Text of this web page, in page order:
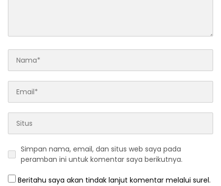
Simpan nama, email, dan situs web saya pada
peramban ini untuk komentar saya berikutnya.
Beritahu saya akan tindak lanjut komentar melalui surel.